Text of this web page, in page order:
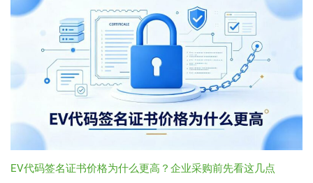
EV代码签名证书价格为什么更高？企业采购前先看这几点